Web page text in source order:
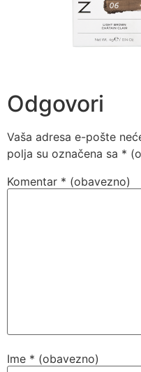
Odgovori
Vaša adresa e-pošte
polja su označena sa *
Komentar * (obavezno)
Ime * (obavezno)